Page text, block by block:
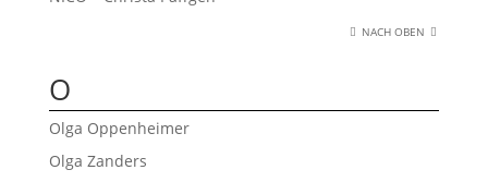
NACH OBEN
O
Olga Oppenheimer
Olga Zanders